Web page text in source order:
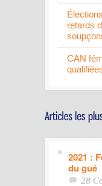
retards
CAN
2021 :
du gué
28